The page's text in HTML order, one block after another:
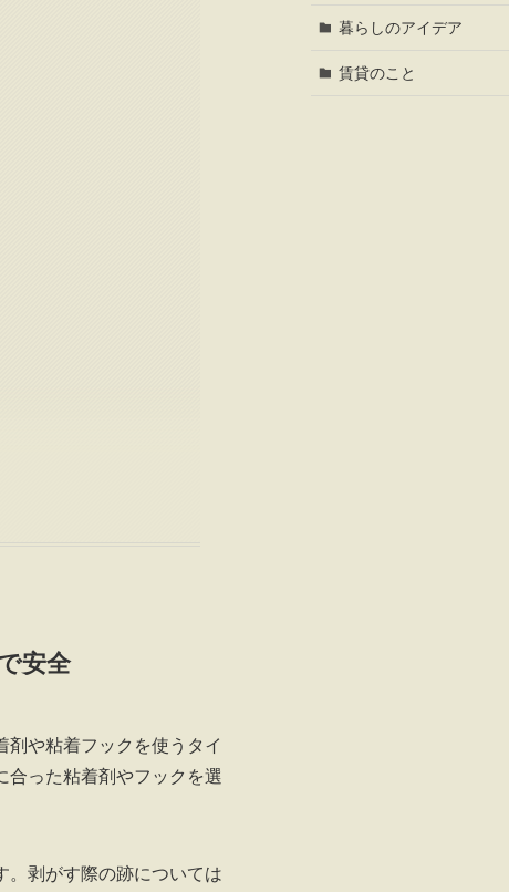
安全
や粘着フックを使うタイ
合った粘着剤やフックを選
。剥がす際の跡については
暮らしのアイデア
賃貸のこと